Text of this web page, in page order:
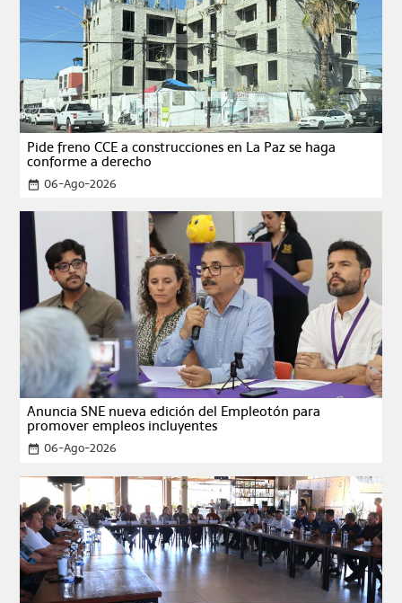
Pide freno CCE a construcciones en La Paz se haga
conforme a derecho
date_range 06-Ago-2026
Anuncia SNE nueva edición del Empleotón para
promover empleos incluyentes
date_range 06-Ago-2026